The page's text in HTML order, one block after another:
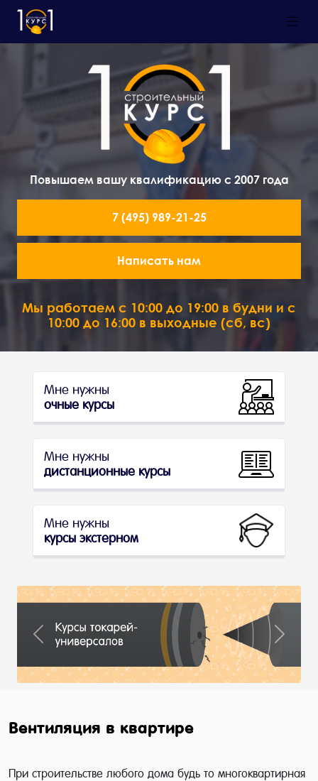
Повышаем вашу квалификацию с 2007 года
7 (495) 989-21-25
Написать нам
Мы работаем с 10:00 до 19:00 в будни и с
10:00 до 16:00 в выходные (сб, вс)
Мне нужны
очные курсы
Мне нужны
дистанционные курсы
Мне нужны
курсы экстерном
Previous Next
Вентиляция в квартире
При строительстве любого дома будь то многоквартирная